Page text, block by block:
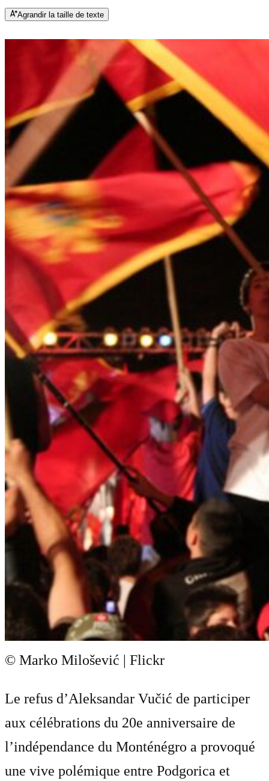
Agrandir la taille de texte
© Marko Milošević | Flickr
Le refus d’Aleksandar Vučić de participer
aux célébrations du 20e anniversaire de
l’indépendance du Monténégro a provoqué
une vive polémique entre Podgorica et